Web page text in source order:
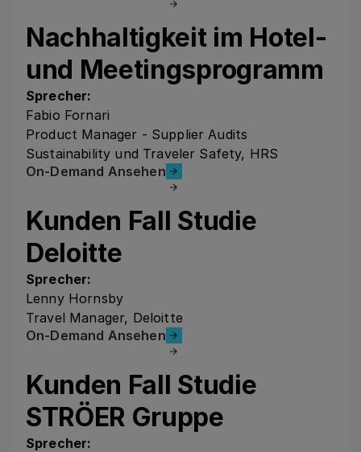
Nachhaltigkeit ‍im Hotel-
und Meetingsprogramm
Sprecher:
Fabio Fornari
Product Manager - Supplier Audits
Sustainability und Traveler Safety, HRS
On-Demand Ansehen
On-Demand Ansehen
Kunden ‍Fall Studie
Deloitte
Sprecher:
Lenny Hornsby
Travel Manager, Deloitte
On-Demand Ansehen
On-Demand Ansehen
Kunden Fall Studie
STRÖER Gruppe
Sprecher: